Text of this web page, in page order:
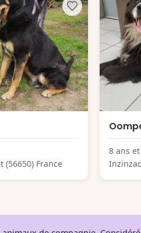
(56650) France
8 ans